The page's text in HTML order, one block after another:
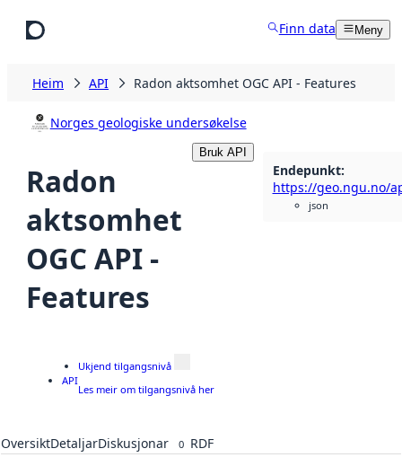
Finn data Meny
Heim API Radon aktsomhet OGC API - Features
Norges geologiske undersøkelse
Radon
aktsomhet
OGC API -
Features
Bruk API
Endepunkt:
https://geo.ngu.no/
json
API
Ukjend tilgangsnivå
Les meir om tilgangsnivå her
OversiktDetaljarDiskusjonar 0 RDF